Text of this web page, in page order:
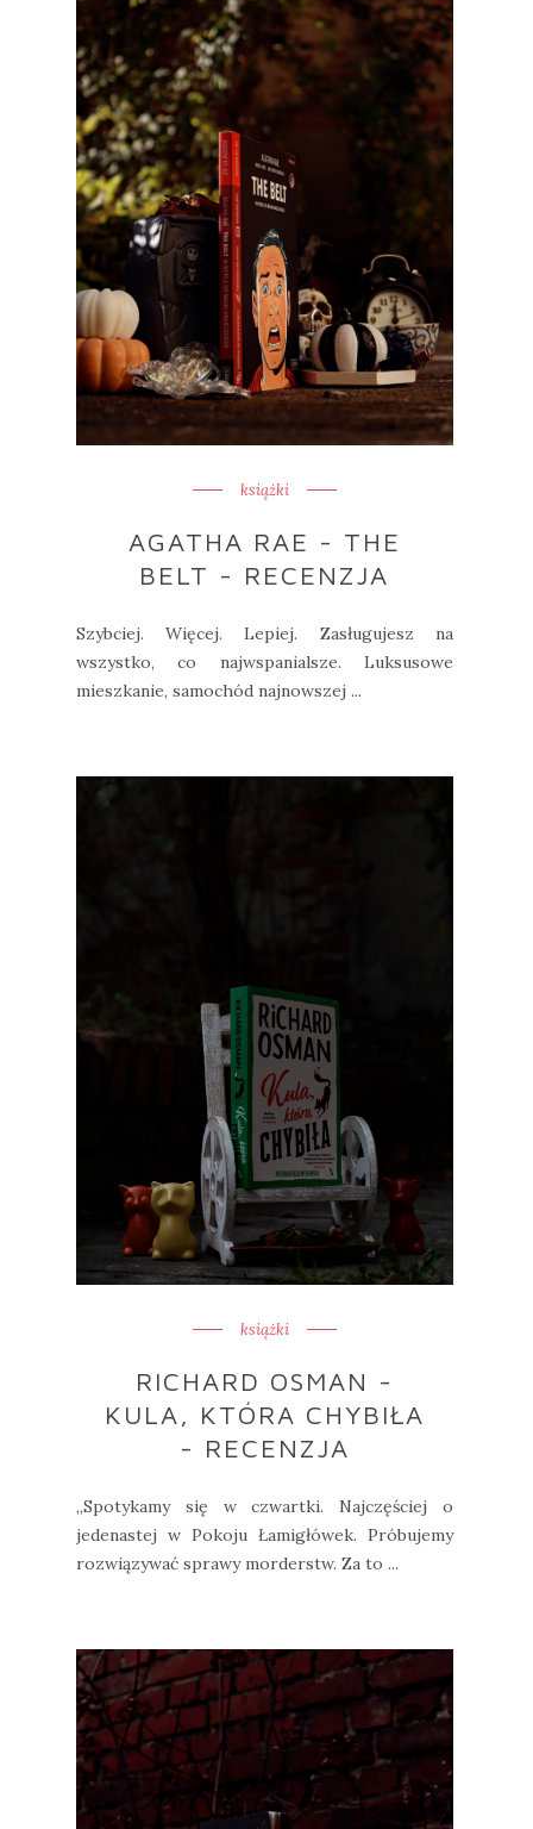
książki
AGATHA RAE - THE
BELT - RECENZJA
Szybciej. Więcej. Lepiej. Zasługujesz na
wszystko, co najwspanialsze. Luksusowe
mieszkanie, samochód najnowszej ...
książki
RICHARD OSMAN -
KULA, KTÓRA CHYBIŁA
- RECENZJA
„Spotykamy się w czwartki. Najczęściej o
jedenastej w Pokoju Łamigłówek. Próbujemy
rozwiązywać sprawy morderstw. Za to ...